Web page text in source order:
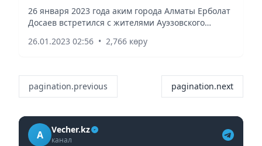
района – прямая трансляция
26 января 2023 года аким города Алматы Ерболат
Досаев встретился с жителями Ауэзовского
26.01.2023 02:56 • 2,766 көру
pagination.previous pagination.next
A Vecher.kz
канал